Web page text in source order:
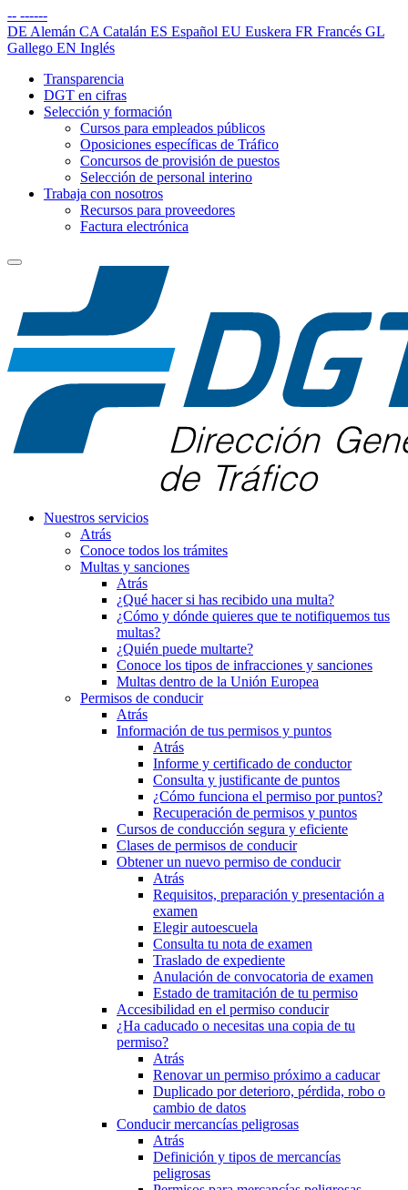
-- ------
DE Alemán CA Catalán ES Español EU Euskera FR Francés GL
Gallego EN Inglés
Transparencia
DGT en cifras
Selección y formación
Cursos para empleados públicos
Oposiciones específicas de Tráfico
Concursos de provisión de puestos
Selección de personal interino
Trabaja con nosotros
Recursos para proveedores
Factura electrónica
Nuestros servicios
Atrás
Conoce todos los trámites
Multas y sanciones
Atrás
¿Qué hacer si has recibido una multa?
¿Cómo y dónde quieres que te notifiquemos tus
multas?
¿Quién puede multarte?
Conoce los tipos de infracciones y sanciones
Multas dentro de la Unión Europea
Permisos de conducir
Atrás
Información de tus permisos y puntos
Atrás
Informe y certificado de conductor
Consulta y justificante de puntos
¿Cómo funciona el permiso por puntos?
Recuperación de permisos y puntos
Cursos de conducción segura y eficiente
Clases de permisos de conducir
Obtener un nuevo permiso de conducir
Atrás
Requisitos, preparación y presentación a
examen
Elegir autoescuela
Consulta tu nota de examen
Traslado de expediente
Anulación de convocatoria de examen
Estado de tramitación de tu permiso
Accesibilidad en el permiso conducir
¿Ha caducado o necesitas una copia de tu
permiso?
Atrás
Renovar un permiso próximo a caducar
Duplicado por deterioro, pérdida, robo o
cambio de datos
Conducir mercancías peligrosas
Atrás
Definición y tipos de mercancías
peligrosas